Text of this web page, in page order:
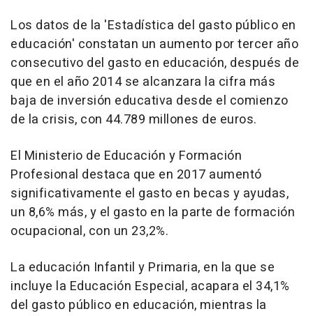
Los datos de la 'Estadística del gasto público en
educación' constatan un aumento por tercer año
consecutivo del gasto en educación, después de
que en el año 2014 se alcanzara la cifra más
baja de inversión educativa desde el comienzo
de la crisis, con 44.789 millones de euros.
El Ministerio de Educación y Formación
Profesional destaca que en 2017 aumentó
significativamente el gasto en becas y ayudas,
un 8,6% más, y el gasto en la parte de formación
ocupacional, con un 23,2%.
La educación Infantil y Primaria, en la que se
incluye la Educación Especial, acapara el 34,1%
del gasto público en educación, mientras la